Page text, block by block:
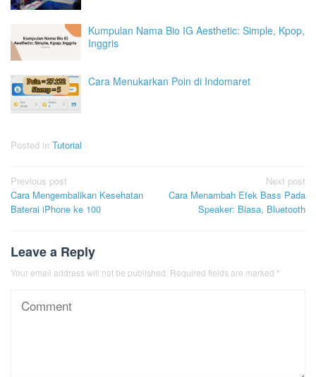
Kumpulan Nama Bio IG Aesthetic: Simple, Kpop,
Inggris
Cara Menukarkan Poin di Indomaret
Posted in Tutorial
Post
navigation
Previous post
Cara Mengembalikan Kesehatan
Baterai iPhone ke 100
Next post
Cara Menambah Efek Bass Pada
Speaker: Biasa, Bluetooth
Leave a Reply
Your email address will not be published. Required fields are marked *